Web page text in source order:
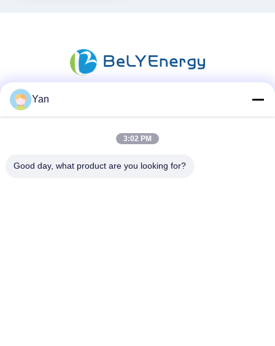
Hızlı iletişim
Yan
3:02 PM
Good day, what product are you looking for?